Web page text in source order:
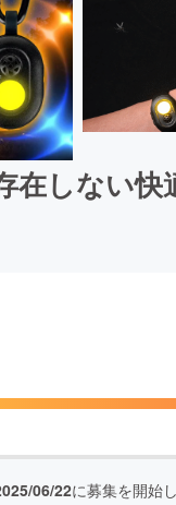
在しない
06/22に募集を開始